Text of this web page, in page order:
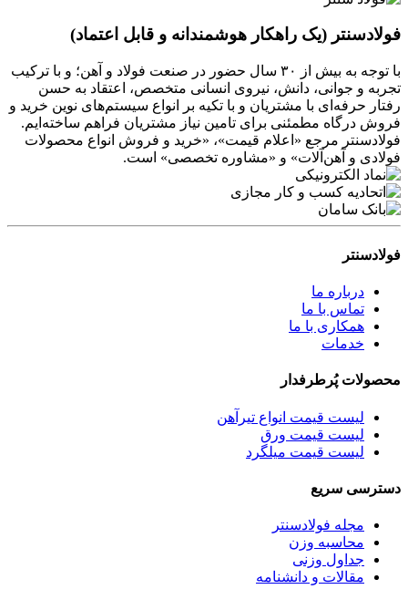
فولادسنتر (یک راهکار هوشمندانه و قابل اعتماد)
با توجه به بیش از ۳۰ سال حضور در صنعت فولاد و آهن؛ و با ترکیب
تجربه و جوانی، دانش، نیروی انسانی متخصص، اعتقاد به حسن
رفتار حرفه‌ای با مشتریان و با تکیه بر انواع سیستم‌های نوین خرید و
فروش درگاه مطمئنی برای تامین نیاز مشتریان فراهم ساخته‌ایم.
فولادسنتر مرجع «اعلام قیمت»، «خرید و فروش انواع محصولات
فولادی و آهن‌آلات» و «مشاوره تخصصی» است.
فولادسنتر
درباره ما
تماس با ما
همکاری با ما
خدمات
محصولات پُرطرفدار
لیست قیمت انواع تیرآهن
لیست قیمت ورق
لیست قیمت میلگرد
دسترسی سریع
مجله فولادسنتر
محاسبه وزن
جداول وزنی
مقالات و دانشنامه